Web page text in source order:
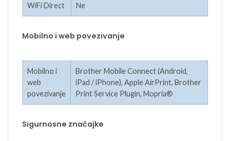
WiFi Direct Ne
Mobilno i web povezivanje
Mobilno i
web
povezivanje
Brother Mobile Connect (Android,
iPad / iPhone), Apple AirPrint, Brother
Print Service Plugin, Mopria®
Sigurnosne značajke